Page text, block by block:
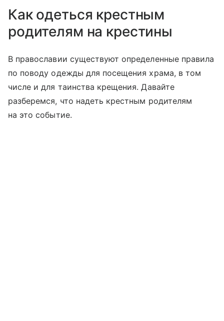
Как одеться крестным
родителям на крестины
В православии существуют определенные правила
по поводу одежды для посещения храма, в том
числе и для таинства крещения. Давайте
разберемся, что надеть крестным родителям
на это событие.